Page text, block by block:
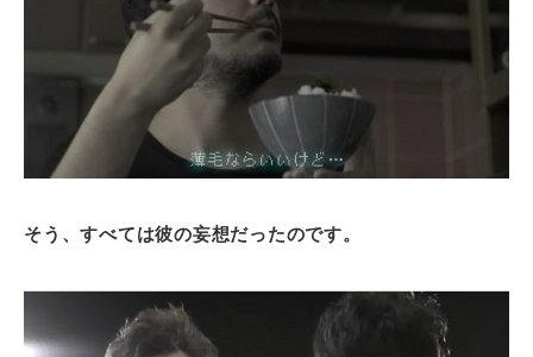
そう、すべては彼の妄想だったのです。